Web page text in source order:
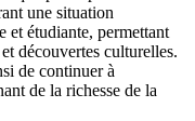
une situation
étudiante, permettant
découvertes culturelles.
de continuer à
de la richesse de la